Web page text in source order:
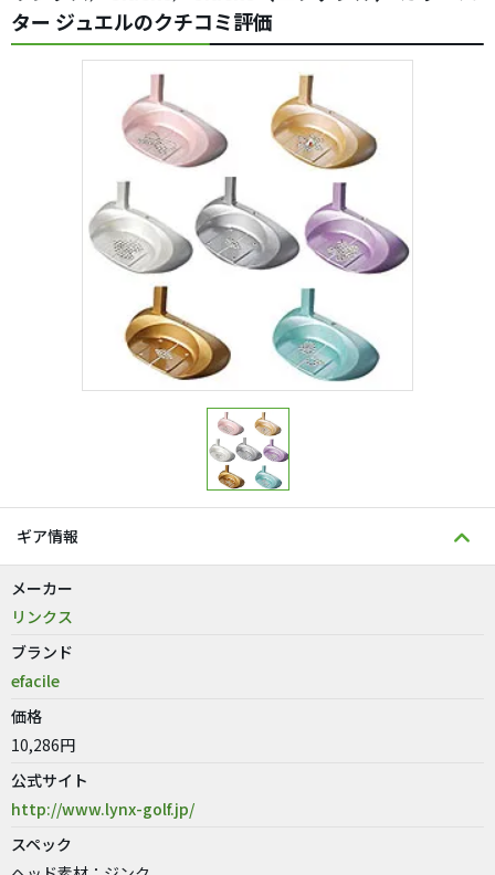
ター ジュエルのクチコミ評価
ギア情報
メーカー
リンクス
ブランド
efacile
価格
10,286円
公式サイト
http://www.lynx-golf.jp/
スペック